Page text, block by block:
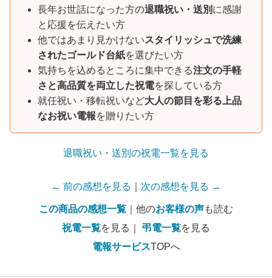
長年お世話になった方の退職祝い・送別 に感謝
と応援を伝えたい方
他ではあまり見かけないスタイリッシュで洗練
されたゴールド台紙を選びたい方
気持ちを込めるところに集中できる注文の手軽
さと高品質を両立した祝電を探している方
就任祝い・移転祝いなど大人の節目を彩る上品
なお祝い電報を贈りたい方
退職祝い・送別の祝電一覧を見る
← 前の感想を見る 次の感想を見る →
この商品の感想一覧 ｜他のお客様の声も読む
祝電一覧を見る｜ 弔電一覧を見る
電報サービスTOPへ